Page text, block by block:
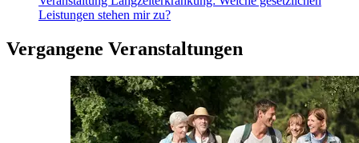
Leistungen stehen mir zu?
Vergangene Veranstaltungen